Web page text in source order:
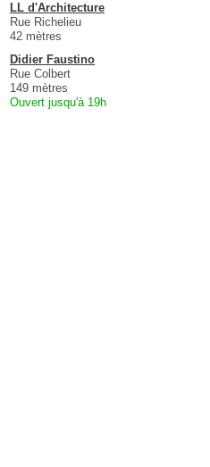
LL d'Architecture
Rue Richelieu
42 mètres
Didier Faustino
Rue Colbert
149 mètres
Ouvert jusqu'à 19h